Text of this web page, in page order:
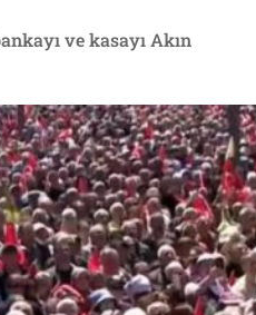
ve kasayı Akın